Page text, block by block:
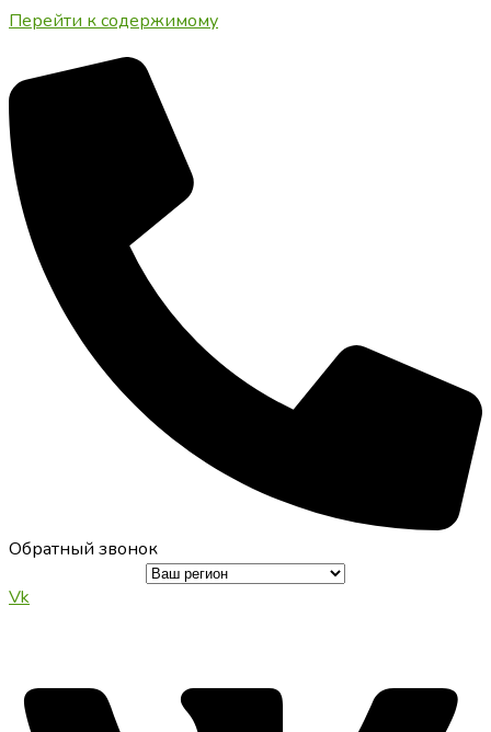
Перейти к содержимому
Обратный звонок
Vk